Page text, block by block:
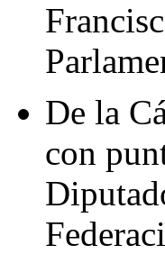
De la
con